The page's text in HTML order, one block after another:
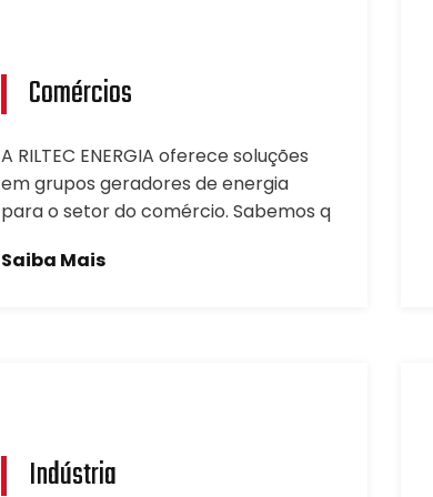
Comércios
A RILTEC ENERGIA oferece soluções
em grupos geradores de energia
para o setor do comércio. Sabemos q
Saiba Mais
Indústria